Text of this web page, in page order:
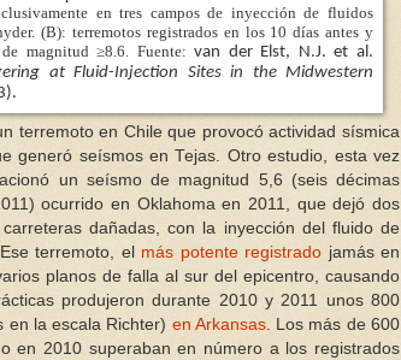
en tres campos de inyección de fluidos
(B): terremotos registrados en los 10 días antes y
de magnitud ≥8.6. Fuente:van der Elst, N.J. et al.
at Fluid-Injection Sites in the Midwestern
terremoto en Chile que provocó actividad sísmica
generó seísmos en Tejas. Otro estudio, esta vez
un seísmo de magnitud 5,6 (seis décimas
ocurrido en Oklahoma en 2011, que dejó dos
dañadas, con la inyección del fluido de
terremoto, el más potente registrado jamás en
planos de falla al sur del epicentro, causando
produjeron durante 2010 y 2011 unos 800
en la escala Richter) en Arkansas. Los más de 600
en 2010 superaban en número a los registrados